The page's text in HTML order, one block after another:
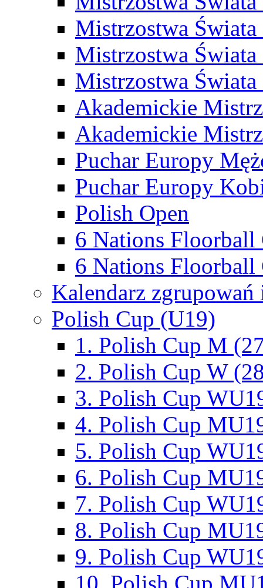
Mistrzostwa
Mistrzostwa
Mistrzostwa
Akademickie
Akademickie
Puchar Europy
Puchar Europy
Polish Open
6 Nations Floorball
6 Nations Floorball
Kalendarz
Polish Cup (U19)
1. Polish Cup M
2. Polish Cup W
3. Polish Cup
4. Polish Cup
5. Polish Cup
6. Polish Cup
7. Polish Cup
8. Polish Cup
9. Polish Cup
10. Polish Cup